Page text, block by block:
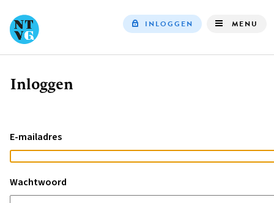
INLOGGEN MENU
Kruimelpad
Inloggen
E-mailadres
Wachtwoord